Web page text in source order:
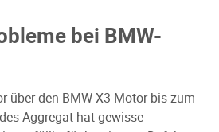
bei BMW-
über den BMW X3 Motor bis zum
Aggregat hat gewisse